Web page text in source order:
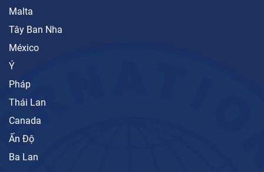
Malta
Tây Ban Nha
México
Ý
Pháp
Thái Lan
Canada
Ấn Độ
Ba Lan